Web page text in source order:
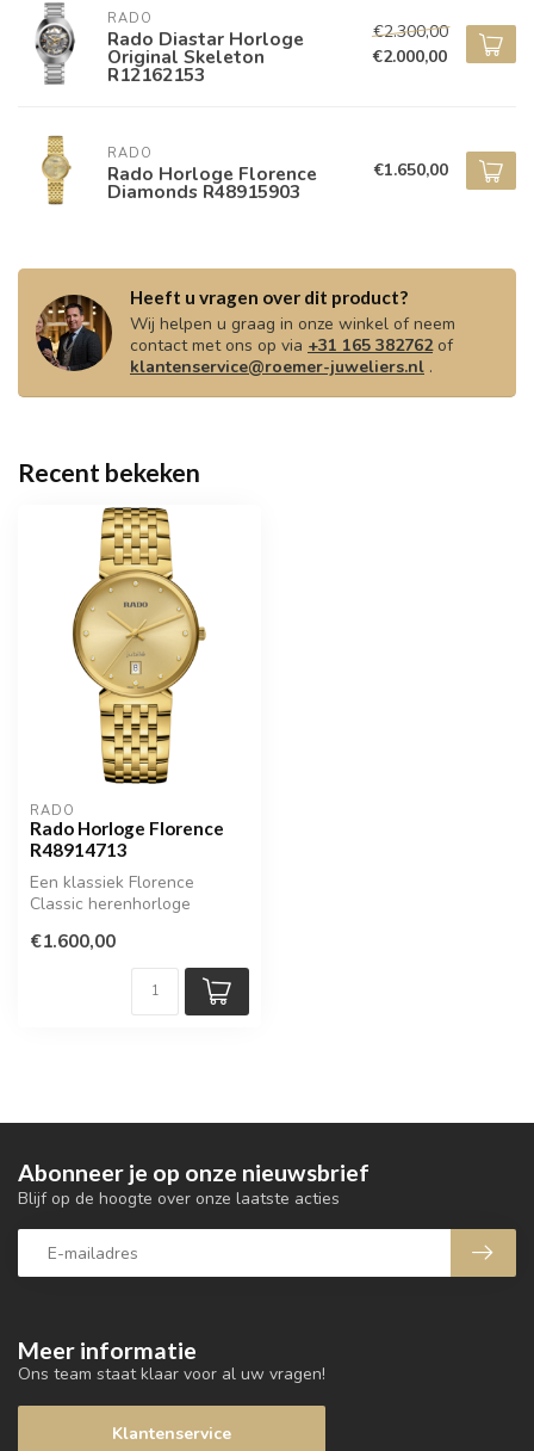
RADO
Rado Diastar Horloge
Original Skeleton
R12162153
€2.300,00
€2.000,00
RADO
Rado Horloge Florence
Diamonds R48915903
€1.650,00
Heeft u vragen over dit product?
Wij helpen u graag in onze winkel of neem
contact met ons op via +31 165 382762of
klantenservice@roemer-juweliers.nl .
Recent bekeken
RADO
Rado Horloge Florence
R48914713
Een klassiek Florence
Classic herenhorloge
€1.600,00
Meer informatie
Ons team staat klaar voor al uw vragen!
Klantenservice
Abonneer je op onze nieuwsbrief
Blijf op de hoogte over onze laatste acties